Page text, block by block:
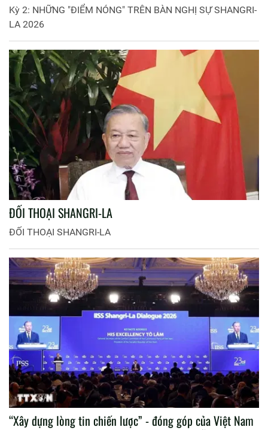
Kỳ 2: NHỮNG "ĐIỂM NÓNG" TRÊN BÀN NGHỊ SỰ SHANGRI-
LA 2026
ĐỐI THOẠI SHANGRI-LA
ĐỐI THOẠI SHANGRI-LA
“Xây dựng lòng tin chiến lược” - đóng góp của Việt Nam